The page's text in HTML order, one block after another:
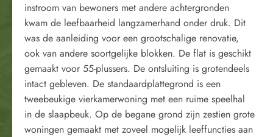
instroom van bewoners met andere achtergronden
kwam de leefbaarheid langzamerhand onder druk. Dit
was de aanleiding voor een grootschalige renovatie,
ook van andere soortgelijke blokken. De flat is geschikt
gemaakt voor 55-plussers. De ontsluiting is grotendeels
intact gebleven. De standaardplattegrond is een
tweebeukige vierkamerwoning met een ruime speelhal
in de slaapbeuk. Op de begane grond zijn zestien grote
woningen gemaakt met zoveel mogelijk leeffuncties aan